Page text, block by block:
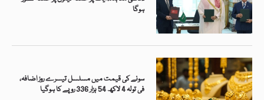
ہوگا
سونے کی قیمت میں مسلسل تیسرے روز اضافہ،
فی تولہ 4 لاکھ 54 ہزار 336 روپے کا ہوگیا